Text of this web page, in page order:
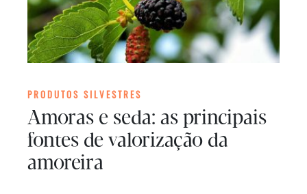
PRODUTOS SILVESTRES
Amoras e seda: as principais
fontes de valorização da
amoreira